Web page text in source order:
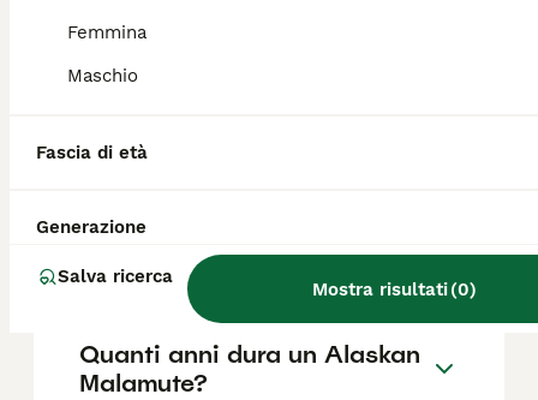
Femmina
Maschio
Fascia di età
Generazione
Salva ricerca
Mostra risultati(0)
Qual è il carattere di
femmina?
Che differenza c'è tra Husky
e Malamute?
Quanti anni dura un Alaskan
Malamute?